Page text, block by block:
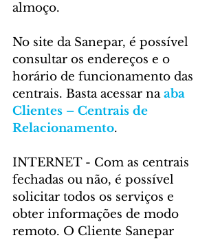
almoço.
No site da Sanepar, é possível
consultar os endereços e o
horário de funcionamento das
centrais. Basta acessar na aba
Clientes – Centrais de
Relacionamento.
INTERNET - Com as centrais
fechadas ou não, é possível
solicitar todos os serviços e
obter informações de modo
remoto. O Cliente Sanepar